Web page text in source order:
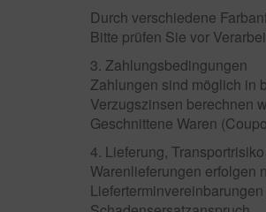
Durch verschiedene
Bitte prüfen Sie vor
3. Zahlungsbedingungen
Zahlungen sind möglich in
Verzugszinsen berechnen
Geschnittene Waren
4. Lieferung,
Warenlieferungen erfolgen